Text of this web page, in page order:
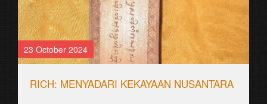
23 October 2024
RICH: MENYADARI KEKAYAAN NUSANTARA